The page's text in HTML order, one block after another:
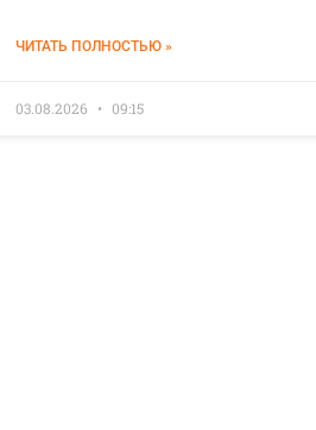
ЧИТАТЬ ПОЛНОСТЬЮ »
03.08.2026 09:15